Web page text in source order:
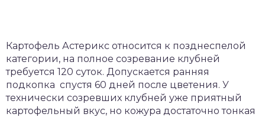
Картофель Астерикс относится к позднеспелой
категории, на полное созревание клубней
требуется 120 суток. Допускается ранняя
подкопка спустя 60 дней после цветения. У
технически созревших клубней уже приятный
картофельный вкус, но кожура достаточно тонкая